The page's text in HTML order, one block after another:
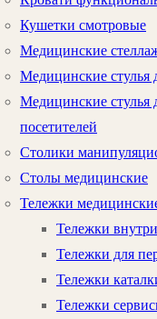
Кушетки смотровые
Медицинские
Медицинские стулья
Медицинские стулья
посетителей
Столики
Столы медицинские
Тележки
Тележки
Тележки для
Тележки
Тележки